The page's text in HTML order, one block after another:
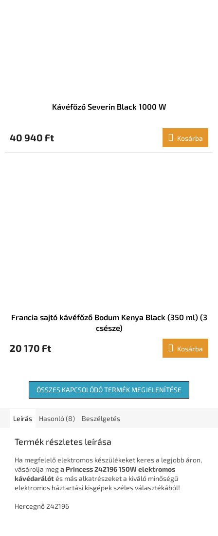
Kávéfőző Severin Black 1000 W
40 940 Ft Kosárba
Francia sajtó kávéfőző Bodum Kenya Black (350 ml) (3
csésze)
20 170 Ft Kosárba
ÖSSZES KAPCSOLÓDÓ TERMÉK MEGJELENÍTÉSE
Leírás Hasonló (8) Beszélgetés
Termék részletes leírása
Ha megfelelő elektromos készülékeket keres a legjobb áron,
vásárolja mega Princess 242196 150W elektromos
kávédarálótés más alkatrészeket a kiváló minőségű
elektromos háztartási kisgépek széles választékából!
Hercegnő 242196